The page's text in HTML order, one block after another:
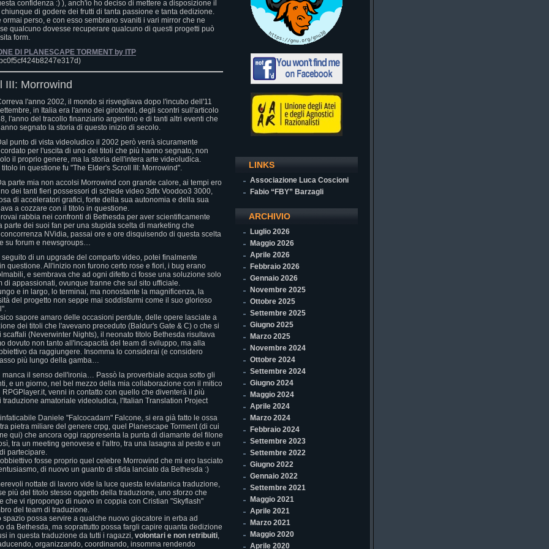
confidenza :) ), anch'io ho deciso di mettere a disposizione il
di godere dei frutti di tanta passione e tanta dedizione.
ormai perso, e con esso sembrano svaniti i vari mirror che ne
qualcuno dovesse recuperare qualcuno di questi progetti può
form.
DI PLANESCAPE TORMENT by ITP
III: Morrowind
l'anno 2002, il mondo si risvegliava dopo l'incubo dell'11
in Italia era l'anno dei girotondi, degli scontri sull'articolo
l'anno del tracollo finanziario argentino e di tanti altri eventi che
segnato la storia di questo inizio di secolo.
punto di vista videoludico il 2002 però verrà sicuramente
per l'uscita di uno dei titoli che più hanno segnato, non
il proprio genere, ma la storia dell'intera arte videoludica.
titolo in questione fu "The Elder's Scroll III: Morrowind".
parte mia non accolsi Morrowind con grande calore, ai tempi ero
dei tanti fieri possessori di schede video 3dfx Voodoo3 3000,
di acceleratori grafici, forte della sua autonomia e della sua
a cozzare con il titolo in questione.
rabbia nei confronti di Bethesda per aver scientificamente
parte dei suoi fan per una stupida scelta di marketing che
NVidia, passai ore e ore disquisendo di questa scelta
su forum e newsgroups…
di un upgrade del comparto video, potei finalmente
questione. All'inizio non furono certo rose e fiori, i bug erano
e sembrava che ad ogni difetto ci fosse una soluzione solo
di appassionati, ovunque tranne che sul sito ufficiale.
e in largo, lo terminai, ma nonostante la magnificenza, la
del progetto non seppe mai soddisfarmi come il suo glorioso
sapore amaro delle occasioni perdute, delle opere lasciate a
dei titoli che l'avevano preceduto (Baldur's Gate & C) o che si
(Neverwinter Nights), il neonato titolo Bethesda risultava
dovuto non tanto all'incapacità del team di sviluppo, ma alla
da raggiungere. Insomma lo considerai (e considero
più lungo della gamba…
manca il senso dell'ironia… Passò la proverbiale acqua sotto gli
e un giorno, nel bel mezzo della mia collaborazione con il mitico
venni in contatto con quello che diventerà il più
amatoriale videoludica, l'Italian Translation Project
Daniele "Falcocadarn" Falcone, si era già fatto le ossa
pietra miliare del genere crpg, quel Planescape Torment (di cui
qui) che ancora oggi rappresenta la punta di diamante del filone
tra un meeting genovese e l'altro, tra una lasagna al pesto e un
partecipare.
fosse proprio quel celebre Morrowind che mi ero lasciato
di nuovo un guanto di sfida lanciato da Bethesda :)
nottate di lavoro vide la luce questa leviatanica traduzione,
più del titolo stesso oggetto della traduzione, uno sforzo che
che vi ripropongo di nuovo in coppia con Cristian "Skyflash"
del team di traduzione.
possa servire a qualche nuovo giocatore in erba ad
da Bethesda, ma soprattutto possa fargli capire quanta dedizione
in questa traduzione da tutti i ragazzi, volontari e non retribuiti,
organizzando, coordinando, insomma rendendo
LINKS
Associazione Luca Coscioni
Fabio “FBY” Barzagli
ARCHIVIO
Luglio 2026
Maggio 2026
Aprile 2026
Febbraio 2026
Gennaio 2026
Novembre 2025
Ottobre 2025
Settembre 2025
Giugno 2025
Marzo 2025
Novembre 2024
Ottobre 2024
Settembre 2024
Giugno 2024
Maggio 2024
Aprile 2024
Marzo 2024
Febbraio 2024
Settembre 2023
Settembre 2022
Giugno 2022
Gennaio 2022
Settembre 2021
Maggio 2021
Aprile 2021
Marzo 2021
Maggio 2020
Aprile 2020